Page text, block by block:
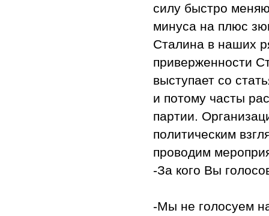
силу быстро
минуса на плюс
Сталина в наших
приверженности
выступает со
и потому часты
партии.
политическим
проводим
-За кого Вы
-Мы не голосуем